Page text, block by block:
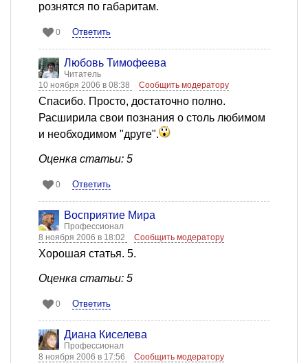
рознятся по габаритам.
0 Ответить
Любовь Тимофеева
Читатель
10 ноября 2006 в 08:38
Сообщить модератору
Cпасибо. Просто, достаточно полно.
Расширила свои познания о столь любимом
и необходимом "друге".
Оценка статьи: 5
0 Ответить
Восприятие Мира
Профессионал
8 ноября 2006 в 18:02
Сообщить модератору
Хорошая статья. 5.
Оценка статьи: 5
0 Ответить
Диана Киселева
Профессионал
8 ноября 2006 в 17:56
Сообщить модератору